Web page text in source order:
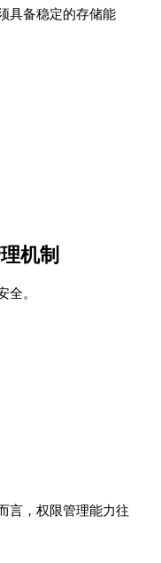
具备稳定的存储能
机制
全。
言，权限管理能力往